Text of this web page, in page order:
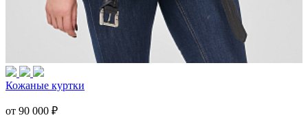
Кожаные куртки
от 90 000 ₽